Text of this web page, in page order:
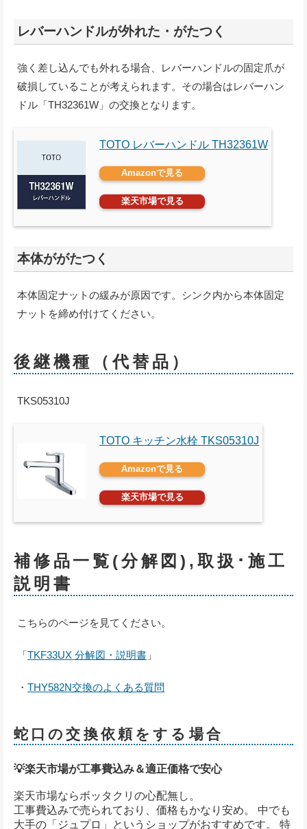
レバーハンドルが外れた・がたつく
強く差し込んでも外れる場合、レバーハンドルの固定爪が
破損していることが考えられます。その場合はレバーハン
ドル「TH32361W」の交換となります。
TOTO レバーハンドル TH32361W
Amazonで見る
楽天市場で見る
本体ががたつく
本体固定ナットの緩みが原因です。シンク内から本体固定
ナットを締め付けてください。
後継機種（代替品）
TKS05310J
TOTO キッチン水栓 TKS05310J
Amazonで見る
楽天市場で見る
補修品一覧(分解図),取扱･施工
説明書
こちらのページを見てください。
「TKF33UX 分解図・説明書 」
・ THY582N交換のよくある質問
蛇口の交換依頼をする場合
💡楽天市場が工事費込み＆適正価格で安心
楽天市場ならボッタクリの心配無し。
工事費込みで売られており、価格もかなり安め。 中でも
大手の「ジュプロ」というショップがおすすめです。 特